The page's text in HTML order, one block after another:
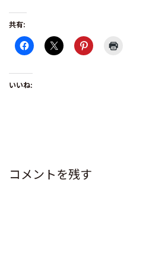
共有:
いいね:
コメントを残す